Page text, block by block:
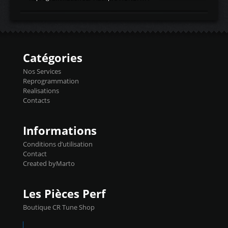
d'admissiontemp ex. pour atmo -30- 80°C
temperaturetemperature ldr moteurtemp
Injecteurs + Flashpro 1370€ TTC Le
précise et performante. Vous pourrez
basculer de la carto sans plomb à Ethanol à
l'aide du flashpro OPTION ECONOMIQUES
Reprog SP 98 sur le calculateur d'origine
450€ TTC Un gain d'environ 10cv et 15nm
Catégories
Nos Services
Reprogrammation
Realisations
Contacts
Informations
Conditions d’utilisation
Contact
Created byMarto
Les Pièces Perf
Boutique CR Tune Shop